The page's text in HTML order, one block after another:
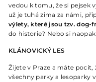
vedou k tomu, že si pejsek
už je tuhá zima za námi,
výlety, které jsou tzv. dog-
do historie? Nebo si
KLÁNOVICKÝ LES
Žijete v Praze a máte pocit,
všechny parky a lesoparky